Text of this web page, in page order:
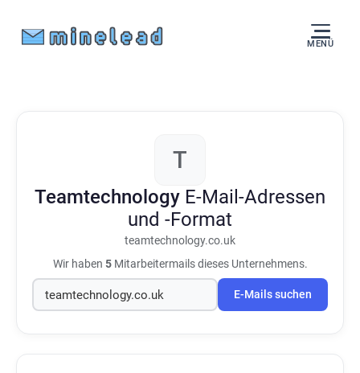
MENÜ
T
Teamtechnology E-Mail-Adressen
und -Format
teamtechnology.co.uk
Wir haben 5Mitarbeitermails dieses Unternehmens.
E-Mails suchen